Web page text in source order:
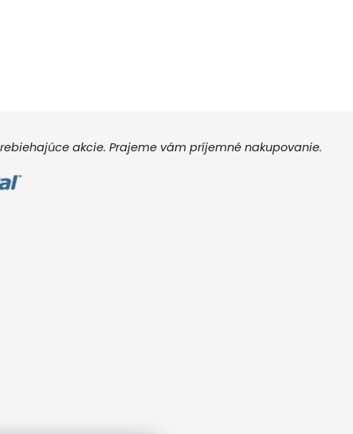
akcie. Prajeme vám príjemné nakupovanie.